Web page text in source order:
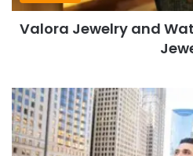
Valora Jewelry and